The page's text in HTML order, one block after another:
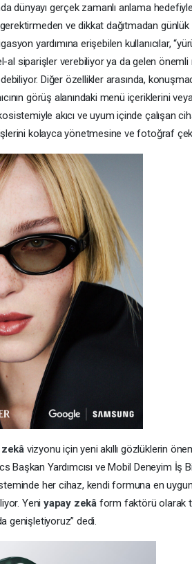
dünyayı gerçek zamanlı anlama
ve dikkat dağıtmadan günlük
yardımına erişebilen kullanıcılar,
al siparişler verebiliyor ya da gelen
Diğer özellikler arasında,
görüş alanındaki menü içeriklerini
akıcı ve uyum içinde çalışan
kolayca yönetmesine ve fotoğraf
vizyonu için yeni akıllı gözlüklerin
Başkan Yardımcısı ve Mobil Deneyim İş
her cihaz, kendi formuna en
Yeni yapay zekâ form faktörü olarak
genişletiyoruz” dedi.